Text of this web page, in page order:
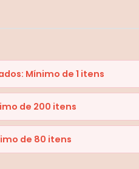
Mínimo de 1 itens
de 200 itens
de 80 itens